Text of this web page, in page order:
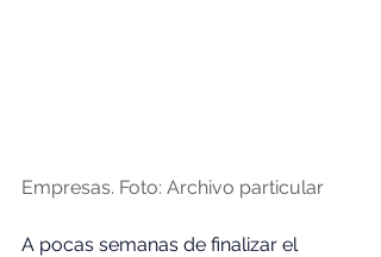
Empresas. Foto: Archivo particular
A pocas semanas de finalizar el